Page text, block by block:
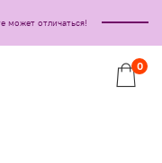
может отличаться!
0